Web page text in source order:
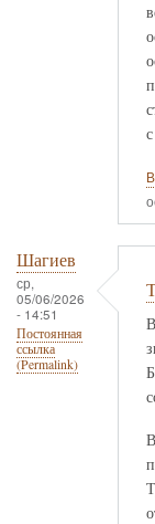
Шагиев
ср,
05/06/2026
- 14:51
Постоянная
ссылка
(Permalink)